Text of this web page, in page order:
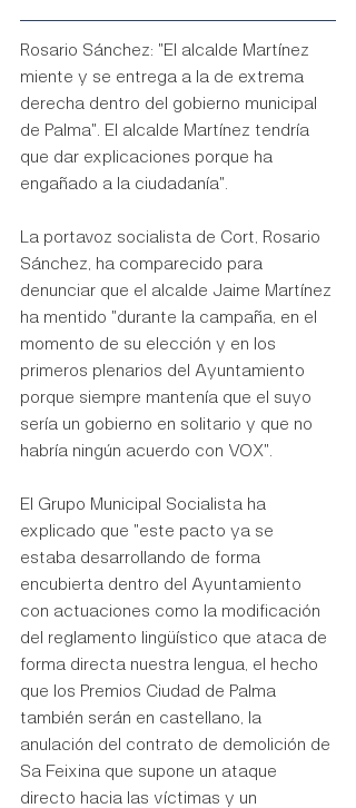
Rosario Sánchez: "El alcalde Martínez
miente y se entrega a la de extrema
derecha dentro del gobierno municipal
de Palma". El alcalde Martínez tendría
que dar explicaciones porque ha
engañado a la ciudadanía".
La portavoz socialista de Cort, Rosario
Sánchez, ha comparecido para
denunciar que el alcalde Jaime Martínez
ha mentido "durante la campaña, en el
momento de su elección y en los
primeros plenarios del Ayuntamiento
porque siempre mantenía que el suyo
sería un gobierno en solitario y que no
habría ningún acuerdo con VOX".
El Grupo Municipal Socialista ha
explicado que "este pacto ya se
estaba desarrollando de forma
encubierta dentro del Ayuntamiento
con actuaciones como la modificación
del reglamento lingüístico que ataca de
forma directa nuestra lengua, el hecho
que los Premios Ciudad de Palma
también serán en castellano, la
anulación del contrato de demolición de
Sa Feixina que supone un ataque
directo hacia las víctimas y un